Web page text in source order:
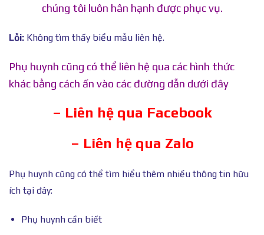
chúng tôi luôn hân hạnh được phục vụ.
Lỗi: Không tìm thấy biểu mẫu liên hệ.
Phụ huynh cũng có thể liên hệ qua các hình thức
khác bằng cách ấn vào các đường dẫn dưới đây
– Liên hệ qua Facebook
– Liên hệ qua Zalo
Phụ huynh cũng có thể tìm hiểu thêm nhiều thông tin hữu
ích tại đây:
Phụ huynh cần biết